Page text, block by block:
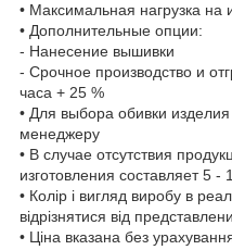
• Максимальная нагрузка на
• Дополнительные опции:
- Нанесение вышивки
- Срочное производство и
часа + 25 %
• Для выбора обивки изделия
менеджеру
• В случае отсутствия
изготовления составляет 5 -
• Колір і вигляд виробу в
відрізнятися від
• Ціна вказана без